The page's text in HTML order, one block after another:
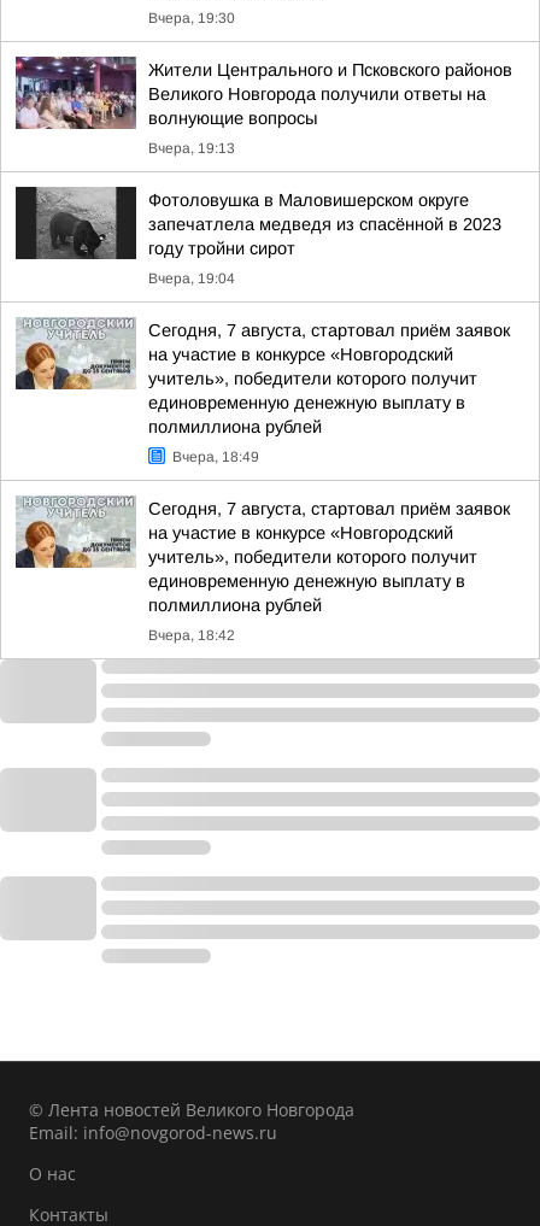
Вчера, 19:30
Жители Центрального и Псковского районов
Великого Новгорода получили ответы на
волнующие вопросы
Вчера, 19:13
Фотоловушка в Маловишерском округе
запечатлела медведя из спасённой в 2023
году тройни сирот
Вчера, 19:04
Сегодня, 7 августа, стартовал приём заявок
на участие в конкурсе «Новгородский
учитель», победители которого получит
единовременную денежную выплату в
полмиллиона рублей
Вчера, 18:49
Сегодня, 7 августа, стартовал приём заявок
на участие в конкурсе «Новгородский
учитель», победители которого получит
единовременную денежную выплату в
полмиллиона рублей
Вчера, 18:42
© Лента новостей Великого Новгорода
Email: info@novgorod-news.ru
О нас
Контакты